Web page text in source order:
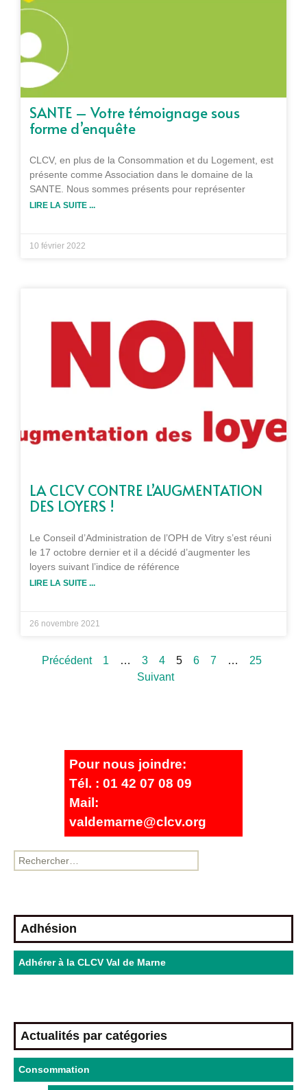
SANTE – Votre témoignage sous
forme d’enquête
CLCV, en plus de la Consommation et du Logement, est
présente comme Association dans le domaine de la
SANTE. Nous sommes présents pour représenter
LIRE LA SUITE ...
10 février 2022
LA CLCV CONTRE L’AUGMENTATION
DES LOYERS !
Le Conseil d’Administration de l’OPH de Vitry s’est réuni
le 17 octobre dernier et il a décidé d’augmenter les
loyers suivant l’indice de référence
LIRE LA SUITE ...
26 novembre 2021
Précédent 1 … 3 4 5 6 7 …
25
Suivant
Pour nous joindre:
Tél. : 01 42 07 08 09
Mail:
valdemarne@clcv.org
Adhésion
Adhérer à la CLCV Val de Marne
Actualités par catégories
Consommation